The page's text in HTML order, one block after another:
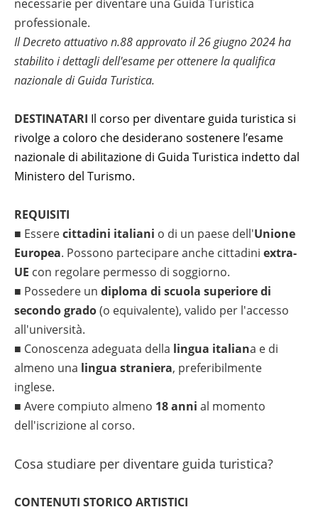
necessarie per diventare una Guida Turistica
professionale.
Il Decreto attuativo n.88 approvato il 26 giugno 2024 ha
stabilito i dettagli dell'esame per ottenere la qualifica
nazionale di Guida Turistica.
DESTINATARI Il corso per diventare guida turistica si
rivolge a coloro che desiderano sostenere l’esame
nazionale di abilitazione di Guida Turistica indetto dal
Ministero del Turismo.
REQUISITI
■ Esserecittadini italiani o di un paese dell'Unione
Europea. Possono partecipare anche cittadini extra-
UE con regolare permesso di soggiorno.
■ Possedere un diploma di scuola superiore di
secondo grado(o equivalente), valido per l'accesso
all'università.
■ Conoscenza adeguata della lingua italiana e di
almeno una lingua straniera, preferibilmente
inglese.
■ Avere compiuto almeno 18 anni al momento
dell'iscrizione al corso.
Cosa studiare per diventare guida turistica?
CONTENUTI STORICO ARTISTICI